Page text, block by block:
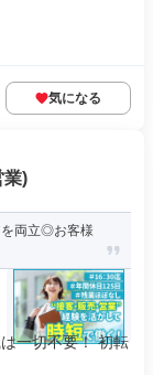
気になる
業)
を両立◎お客様
一切不要！ 初転